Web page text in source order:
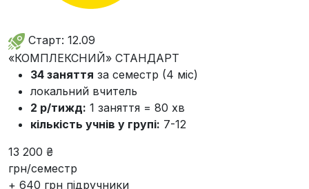
Старт: 12.09
«КОМПЛЕКСНИЙ» СТАНДАРТ
34 заняття за семестр (4 міс)
локальний вчитель
2 р/тижд: 1 заняття = 80 хв
кількість учнів у групі: 7-12
13 200 ₴
грн/семестр
+ 640 грн підручники